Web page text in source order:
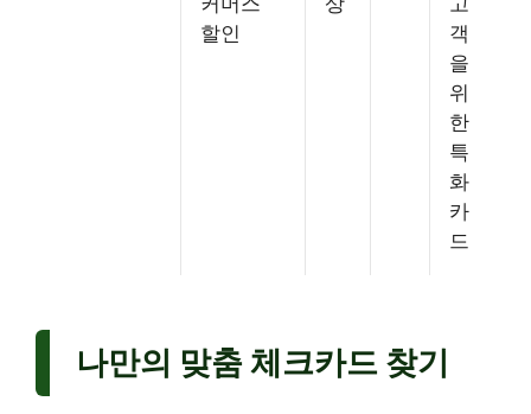
할인
객
을
위
한
특
화
카
드
나만의 맞춤 체크카드 찾기